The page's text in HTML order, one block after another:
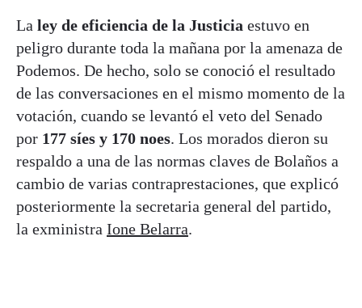
La ley de eficiencia de la Justicia estuvo en
peligro durante toda la mañana por la amenaza de
Podemos. De hecho, solo se conoció el resultado
de las conversaciones en el mismo momento de la
votación, cuando se levantó el veto del Senado
por 177 síes y 170 noes. Los morados dieron su
respaldo a una de las normas claves de Bolaños a
cambio de varias contraprestaciones, que explicó
posteriormente la secretaria general del partido,
la exministra Ione Belarra.